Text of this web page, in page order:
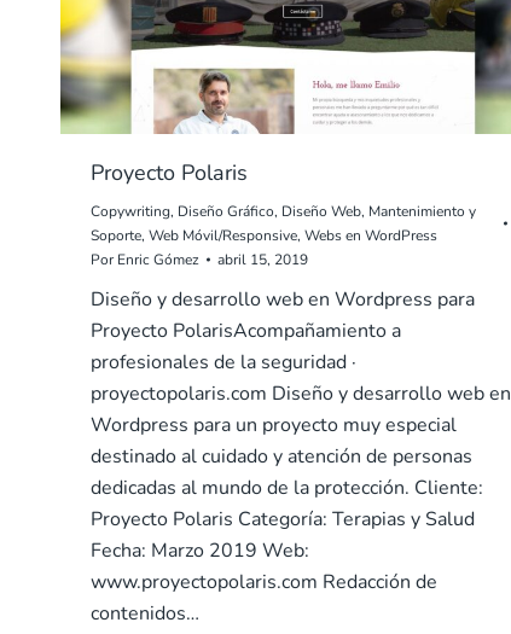
Proyecto Polaris
Copywriting, Diseño Gráfico, Diseño Web, Mantenimiento y
Soporte, Web Móvil/Responsive, Webs en WordPress
PorEnric Gómez abril 15, 2019
Diseño y desarrollo web en Wordpress para
Proyecto PolarisAcompañamiento a
profesionales de la seguridad ·
proyectopolaris.com Diseño y desarrollo web en
Wordpress para un proyecto muy especial
destinado al cuidado y atención de personas
dedicadas al mundo de la protección. Cliente:
Proyecto Polaris Categoría: Terapias y Salud
Fecha: Marzo 2019 Web:
www.proyectopolaris.com Redacción de
contenidos…